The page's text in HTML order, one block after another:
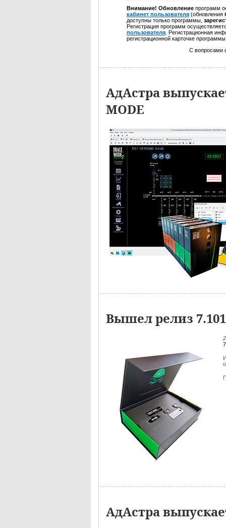
Внимание! Обновление программ
кабинет пользователя (обновления
доступны только программы,
Регистрация программ
пользователя . Регистрационная
регистрационной карточке
С вопросами
АдАстра
MODE
Вышел релиз 7.101
АдАстра